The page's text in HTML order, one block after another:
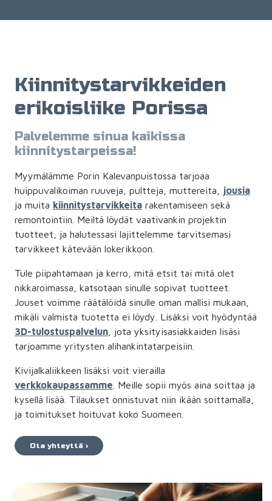
Kiinnitystarvikkeiden
erikoisliike Porissa
Palvelemme sinua kaikissa
kiinnitystarpeissa!
Myymälämme Porin Kalevanpuistossa tarjoaa
huippuvalikoiman ruuveja, pultteja, muttereita,
jousia
ja muita kiinnitystarvikkeita rakentamiseen sekä
remontointiin. Meiltä löydät vaativankin projektin
tuotteet, ja halutessasi lajittelemme tarvitsemasi
tarvikkeet kätevään lokerikkoon.
Tule piipahtamaan ja kerro, mitä etsit tai mitä olet
nikkaroimassa, katsotaan sinulle sopivat tuotteet.
Jouset voimme räätälöidä sinulle oman mallisi mukaan,
mikäli valmista tuotetta ei löydy. Lisäksi voit hyödyntää
3D-tulostuspalvelun , jota yksityisasiakkaiden lisäsi
tarjoamme yritysten alihankintatarpeisiin.
Kivijalkaliikkeen lisäksi voit vierailla
verkkokaupassamme . Meille sopii myös aina soittaa ja
kysellä lisää. Tilaukset onnistuvat niin ikään soittamalla,
ja toimitukset hoituvat koko Suomeen.
Ota yhteyttä ›